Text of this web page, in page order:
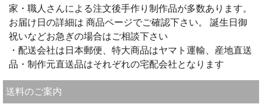
家・職人さんによる注文後手作り制作品が多数あります。
お届け日の詳細は 商品ページでご確認下さい。 誕生日御
祝いなどお急ぎの場合はご相談下さい
・配送会社は日本郵便、特大商品はヤマト運輸、産地直送
品・制作元直送品はそれぞれの宅配会社となります
送料のご案内